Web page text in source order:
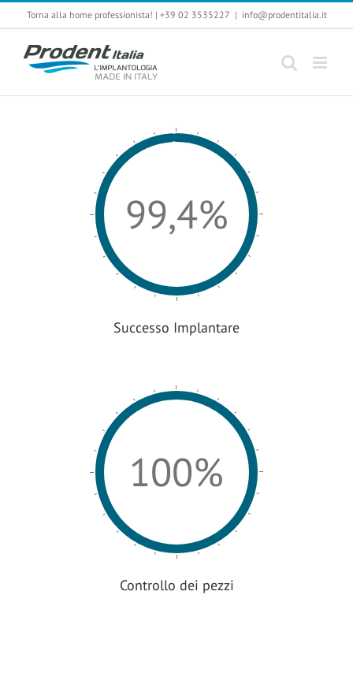
Salta
Torna alla home professionista! | +39 02 3535227 | info@prodentitalia.it
99,4%
Successo Implantare
100%
Controllo dei pezzi